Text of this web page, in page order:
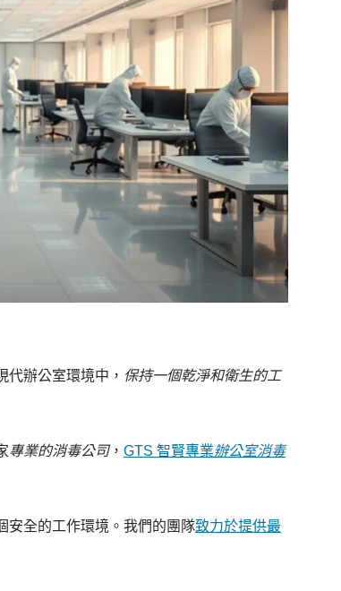
辦公室環境中， 保持一個乾淨和衛生的工
專業的消毒公司， GTS 智賢專業辦公室消毒
安全的工作環境。我們的團隊致力於提供最